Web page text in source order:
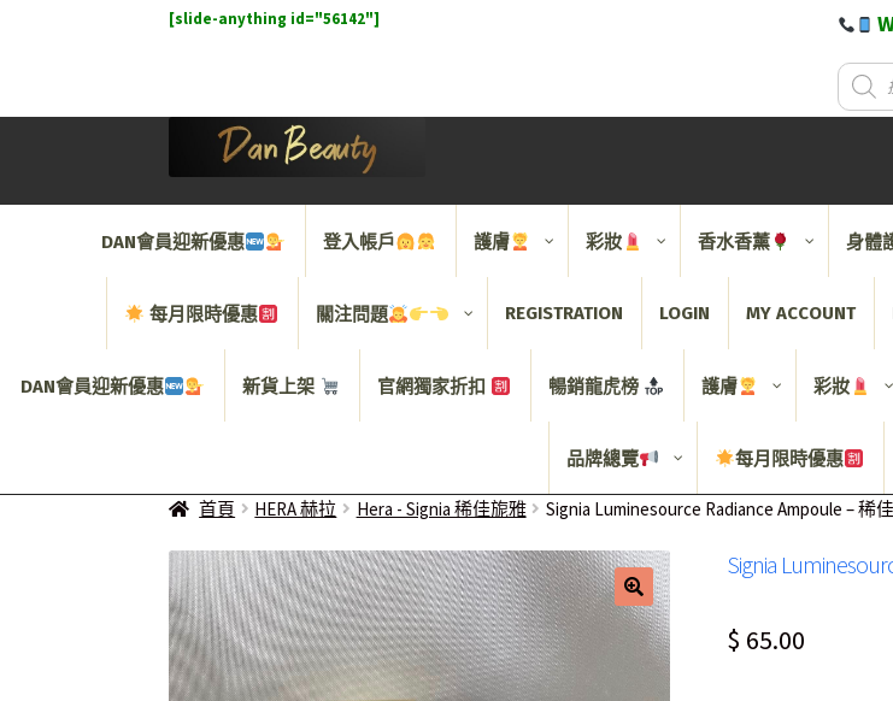
[slide-anything id="56142"]
DAN會員迎新優惠 登入帳戶 護膚 彩妝 香水香薰 身體
每月限時優惠 關注問題 REGISTRATION LOGIN MY ACCOUNT
DAN會員迎新優惠 新貨上架 官網獨家折扣 暢銷龍虎榜 護膚 彩妝
品牌總覽 每月限時優惠
首頁 HERA 赫拉 Hera - Signia 稀佳旎雅 Signia Luminesource Radiance Ampoule – 稀
Signia
$ 65.00